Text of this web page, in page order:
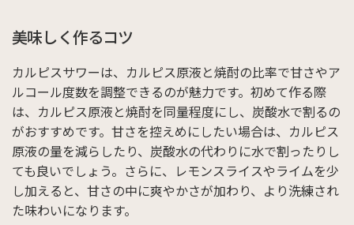
美味しく作るコツ
カルピスサワーは、カルピス原液と焼酎の比率で甘さやア
ルコール度数を調整できるのが魅力です。初めて作る際
は、カルピス原液と焼酎を同量程度にし、炭酸水で割るの
がおすすめです。甘さを控えめにしたい場合は、カルピス
原液の量を減らしたり、炭酸水の代わりに水で割ったりし
ても良いでしょう。さらに、レモンスライスやライムを少
し加えると、甘さの中に爽やかさが加わり、より洗練され
た味わいになります。